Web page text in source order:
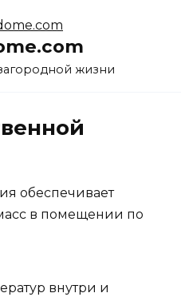
жизни
обеспечивает
в помещении по
внутри и